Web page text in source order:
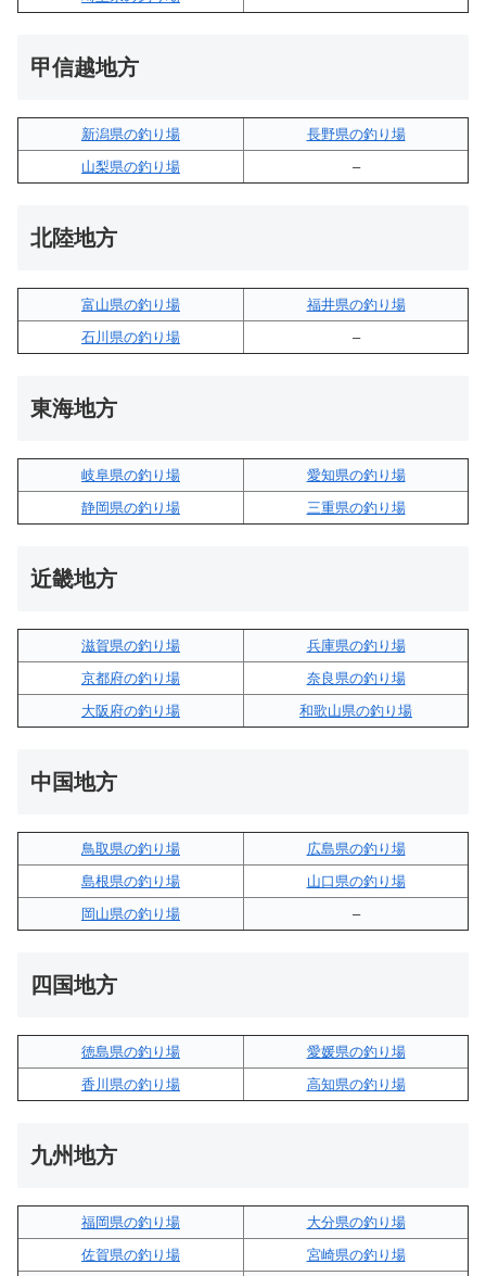
甲信越地方
新潟県の釣り場
長野県の釣り場
山梨県の釣り場
–
北陸地方
富山県の釣り場
福井県の釣り場
石川県の釣り場
–
東海地方
岐阜県の釣り場
愛知県の釣り場
静岡県の釣り場
三重県の釣り場
近畿地方
滋賀県の釣り場
兵庫県の釣り場
京都府の釣り場
奈良県の釣り場
大阪府の釣り場
和歌山県の釣り場
中国地方
鳥取県の釣り場
広島県の釣り場
島根県の釣り場
山口県の釣り場
岡山県の釣り場
–
四国地方
徳島県の釣り場
愛媛県の釣り場
香川県の釣り場
高知県の釣り場
九州地方
福岡県の釣り場
大分県の釣り場
佐賀県の釣り場
宮崎県の釣り場